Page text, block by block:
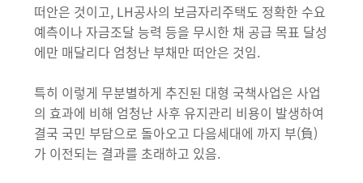
떠안은 것이고, LH공사의 보금자리주택도 정확한 수요
예측이나 자금조달 능력 등을 무시한 채 공급 목표 달성
에만 매달리다 엄청난 부채만 떠안은 것임.
특히 이렇게 무분별하게 추진된 대형 국책사업은 사업
의 효과에 비해 엄청난 사후 유지관리 비용이 발생하여
결국 국민 부담으로 돌아오고 다음세대에 까지 부(負)
가 이전되는 결과를 초래하고 있음.